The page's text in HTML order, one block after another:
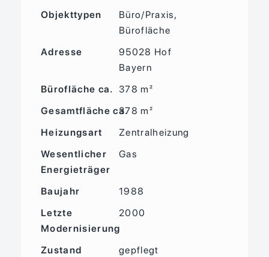
Objekttypen
Büro/Praxis,
Bürofläche
Adresse
95028 Hof
Bayern
Bürofläche ca.
378 m²
Gesamtfläche ca.378 m²
Heizungsart
Zentralheizung
Wesentlicher
Energieträger
Gas
Baujahr
1988
Letzte
Modernisierung
2000
Zustand
gepflegt